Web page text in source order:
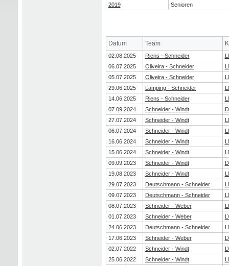
2019
Senioren
Datum Team
02.08.2025 Riens - Schneider
06.07.2025
Oliveira - Schneider
05.07.2025
Oliveira - Schneider
29.06.2025
Lamping - Schneider
14.06.2025
Riens - Schneider
07.09.2024
Schneider - Windt
27.07.2024
Schneider - Windt
06.07.2024
Schneider - Windt
16.06.2024
Schneider - Windt
15.06.2024
Schneider - Windt
09.09.2023
Schneider - Windt
19.08.2023
Schneider - Windt
29.07.2023
Deutschmann - Schneider
09.07.2023
Deutschmann - Schneider
08.07.2023
Schneider - Weber
01.07.2023
Schneider - Weber
24.06.2023
Deutschmann - Schneider
17.06.2023
Schneider - Weber
02.07.2022
Schneider - Windt
25.06.2022
Schneider - Windt